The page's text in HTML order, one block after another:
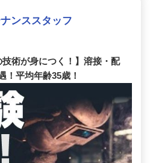
ンススタッフ
技術が身につく！】溶接・配
！平均年齢35歳！